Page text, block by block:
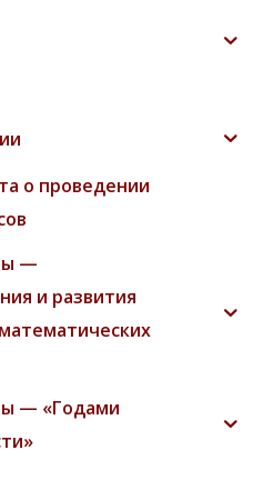
о проведении
—
и развития
— «Годами